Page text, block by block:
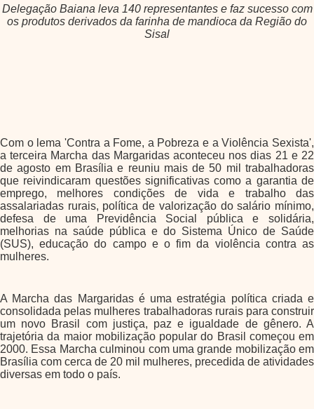
Delegação Baiana leva 140 representantes e faz sucesso com
os produtos derivados da farinha de mandioca da Região do
Sisal
Com o lema 'Contra a Fome, a Pobreza e a Violência Sexista',
a terceira Marcha das Margaridas aconteceu nos dias 21 e 22
de agosto em Brasília e reuniu mais de 50 mil trabalhadoras
que reivindicaram questões significativas como a garantia de
emprego, melhores condições de vida e trabalho das
assalariadas rurais, política de valorização do salário mínimo,
defesa de uma Previdência Social pública e solidária,
melhorias na saúde pública e do Sistema Único de Saúde
(SUS), educação do campo e o fim da violência contra as
mulheres.
A Marcha das Margaridas é uma estratégia política criada e
consolidada pelas mulheres trabalhadoras rurais para construir
um novo Brasil com justiça, paz e igualdade de gênero. A
trajetória da maior mobilização popular do Brasil começou em
2000. Essa Marcha culminou com uma grande mobilização em
Brasília com cerca de 20 mil mulheres, precedida de atividades
diversas em todo o país.